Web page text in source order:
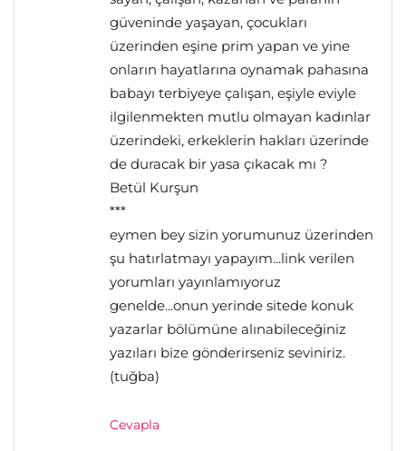
güveninde yaşayan, çocukları
üzerinden eşine prim yapan ve yine
onların hayatlarına oynamak pahasına
babayı terbiyeye çalışan, eşiyle eviyle
ilgilenmekten mutlu olmayan kadınlar
üzerindeki, erkeklerin hakları üzerinde
de duracak bir yasa çıkacak mı ?
Betül Kurşun
***
eymen bey sizin yorumunuz üzerinden
şu hatırlatmayı yapayım...link verilen
yorumları yayınlamıyoruz
genelde...onun yerinde sitede konuk
yazarlar bölümüne alınabileceğiniz
yazıları bize gönderirseniz seviniriz.
(tuğba)
Cevapla